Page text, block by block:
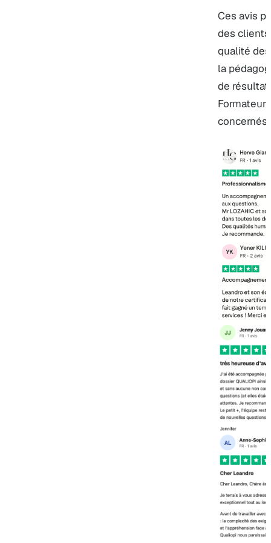
Ces avis
des
qualité
la
de résultat
Formateur
concernés.